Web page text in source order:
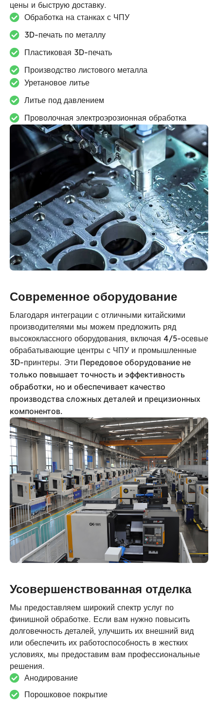
цены и быструю доставку.
Обработка на станках с ЧПУ
3D-печать по металлу
Пластиковая 3D-печать
Производство листового металла
Уретановое литье
Литье под давлением
Проволочная электроэрозионная обработка
Благодаря интеграции с отличными китайскими
производителями мы можем предложить ряд
высококлассного оборудования, включая 4/5-осевые
обрабатывающие центры с ЧПУ и промышленные
3D-принтеры. Эти Передовое оборудование не
только повышает точность и эффективность
обработки, но и обеспечивает качество
производства сложных деталей и прецизионных
компонентов.
Современное оборудование
Мы предоставляем широкий спектр услуг по
финишной обработке. Если вам нужно повысить
долговечность деталей, улучшить их внешний вид
или обеспечить их работоспособность в жестких
условиях, мы предоставим вам профессиональные
решения.
Усовершенствованная отделка
Анодирование
Порошковое покрытие